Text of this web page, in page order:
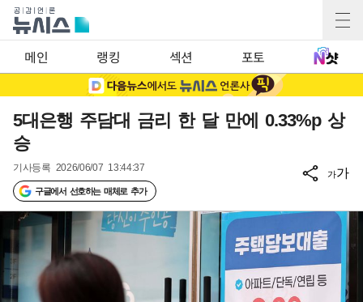
메인 랭킹 섹션 포토
5대은행 주담대 금리 한 달 만에 0.33%p 상
승
기사등록 2026/06/07 13:44:37
구글에서 선호하는 매체로 추가
가가